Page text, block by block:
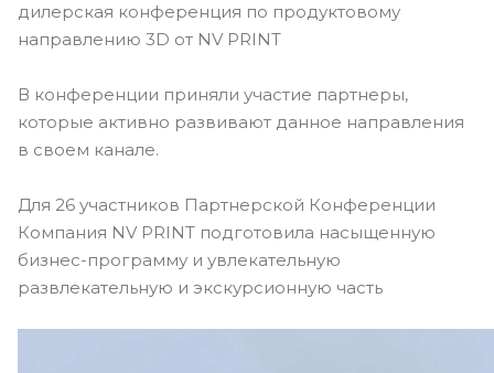
дилерская конференция по продуктовому
направлению 3D от NV PRINT
В конференции приняли участие партнеры,
которые активно развивают данное направления
в своем канале.
Для 26 участников Партнерской Конференции
Компания NV PRINT подготовила насыщенную
бизнес-программу и увлекательную
развлекательную и экскурсионную часть